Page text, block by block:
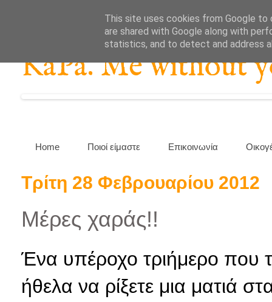
KaPa. Me without
Home Ποιοί είμαστε Επικοινωνία
Τρίτη 28 Φεβρουαρίου 2012
Μέρες χαράς!!
Ένα υπέροχο τριήμερο που
ήθελα να ρίξετε μια ματιά
This site uses cookies from Google to
are shared with Google along with
statistics, and to detect and address